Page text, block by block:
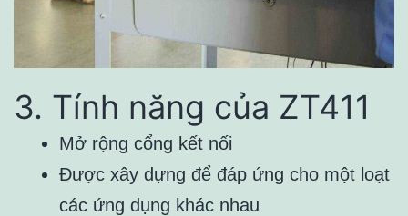
3. Tính năng của ZT411
Mở rộng cổng kết nối
Được xây dựng để đáp ứng cho một loạt
các ứng dụng khác nhau